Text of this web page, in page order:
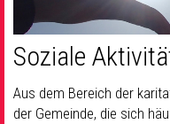
Sakramente & Feste
Gemeinschaft & Soziales
Musik & Kultur
Soziale
Aus dem Bereich der
der Gemeinde, die sich